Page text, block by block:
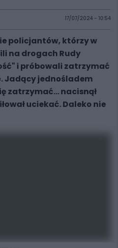
17/07/2024 - 10:54
policjantów, którzy w
na drogach Rudy
i próbowali zatrzymać
Jadący jednośladem
zatrzymać... nacisnął
uciekać. Daleko nie